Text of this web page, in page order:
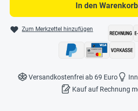
In den Warenkorb
Zum Merkzettel hinzufügen
Versandkostenfrei ab 69 Euro
Kauf auf Rechnung